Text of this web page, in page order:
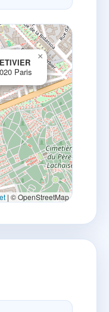
Paris
×
| © OpenStreetMap